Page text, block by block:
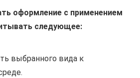
оформление с применением
следующее:
выбранного вида к